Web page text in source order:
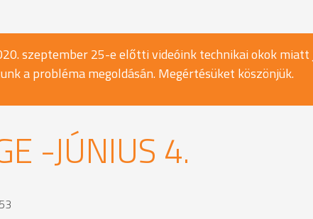
szeptember 25-e előtti videóink technikai okok miatt
a probléma megoldásán. Megértésüket köszönjük.
-JÚNIUS 4.